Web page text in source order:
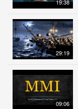
19:38
29:19
09:06